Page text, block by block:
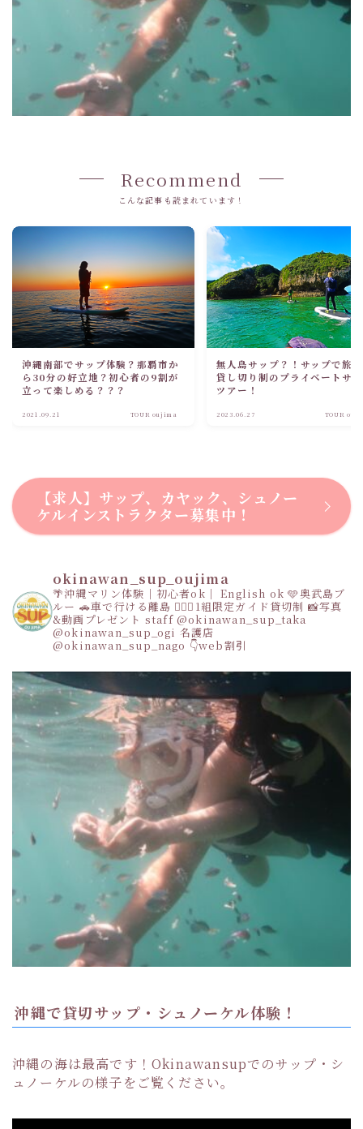
Recommend
こんな記事も読まれています！
沖縄南部でサップ体験？那覇市か
ら30分の好立地？初心者の9割が
立って楽しめる？？？
2021.09.21 TOUR oujima
無人島サップ？！サップで旅
貸し切り制のプライベートサ
ツアー！
2023.06.27 TOUR
【求人】サップ、カヤック、シュノー
ケルインストラクター募集中！
okinawan_sup_oujima
🌴沖縄マリン体験｜初心者ok｜ English ok 🩵奥武島ブ
ルー 🚗車で行ける離島 👩‍❤️‍👩1組限定ガイド貸切制 📸写真
&動画プレゼント staff@okinawan_sup_taka
@okinawan_sup_ogi 名護店
@okinawan_sup_nago 👇web割引
沖縄で貸切サップ・シュノーケル体験！
沖縄の海は最高です！Okinawansupでのサップ・シ
ュノーケルの様子をご覧ください。